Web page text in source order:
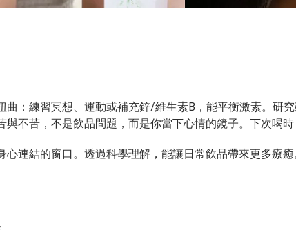
曲：練習冥想、運動或補充鋅/維生素B，能平衡激素。研
與不苦，不是飲品問題，而是你當下心情的鏡子。下次喝時
連結的窗口。透過科學理解，能讓日常飲品帶來更多療癒